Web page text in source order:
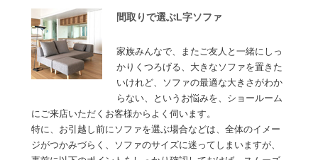
間取りで選ぶL字ソファ
家族みんなで、またご友人と一緒にしっ
かりくつろげる、大きなソファを置きた
いけれど、ソファの最適な大きさがわか
らない、というお悩みを、ショールーム
にご来店いただくお客様からよく伺います。
特に、お引越し前にソファを選ぶ場合などは、全体のイメー
ジがつかみづらく、ソファのサイズに迷ってしまいますが、